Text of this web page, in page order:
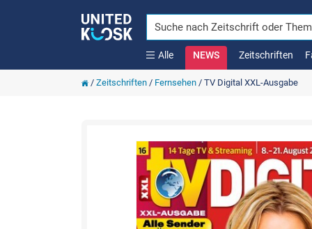
Alle NEWS Zeitschriften
/ Zeitschriften/ Fernsehen/ TV Digital XXL-Ausgabe